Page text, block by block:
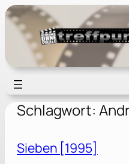
Zum
Inhalt
springen
Schlagwort:
Sieben [1995]